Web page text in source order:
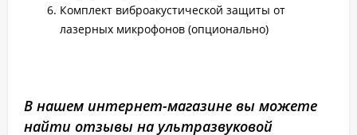
Комплект виброакустической защиты от
лазерных микрофонов (опционально)
В нашем интернет-магазине вы можете
найти отзывы на ультразвуковой